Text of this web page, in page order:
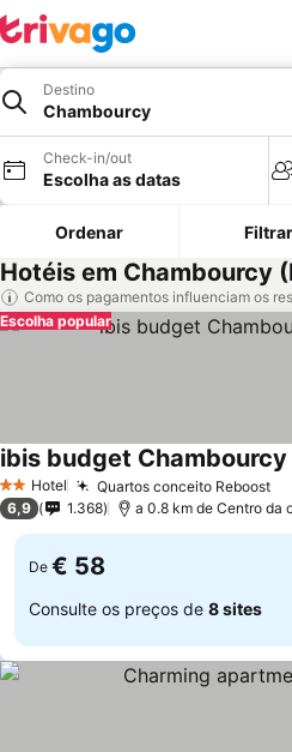
Destino
Chambourcy
Check-in/out
Escolha as datas
Ordenar Filtrar
Hotéis em Chambourcy
Como os pagamentos influenciam os
Escolha popular
2 Estrelas
Hotel Quartos conceito Reboost
ibis budget Chambourcy
6,9 1.368 a 0.8 km de Centro da
De € 58
Consulte os preços de 8 sites